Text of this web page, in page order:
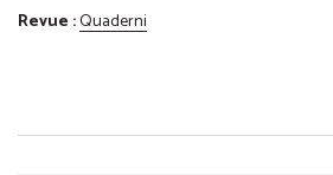
Revue :Quaderni